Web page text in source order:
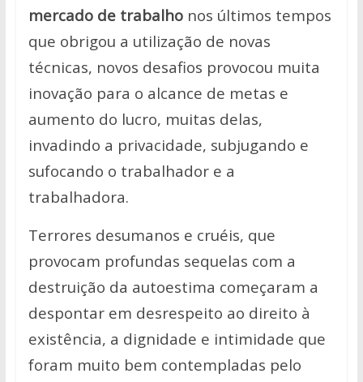
mercado de trabalhonos últimos tempos
que obrigou a utilização de novas
técnicas, novos desafios provocou muita
inovação para o alcance de metas e
aumento do lucro, muitas delas,
invadindo a privacidade, subjugando e
sufocando o trabalhador e a
trabalhadora.
Terrores desumanos e cruéis, que
provocam profundas sequelas com a
destruição da autoestima começaram a
despontar em desrespeito ao direito à
existência, a dignidade e intimidade que
foram muito bem contempladas pelo